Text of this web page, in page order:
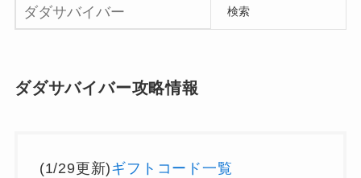
検索
ダダサバイバー攻略情報
(1/29更新)ギフトコード一覧